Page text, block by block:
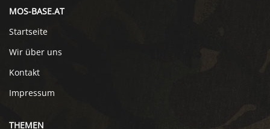
MOS-BASE.AT
Startseite
Wir über uns
Kontakt
Impressum
THEMEN